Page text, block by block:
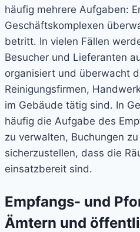
häufig mehrere Aufgaben:
Geschäftskomplexen
betritt. In vielen Fällen
Besucher und Lieferanten
organisiert und überwacht
Reinigungsfirmen,
im Gebäude tätig sind. In
häufig die Aufgabe des
zu verwalten, Buchungen
sicherzustellen, dass die
einsatzbereit sind.
Empfangs- und
Ämtern und